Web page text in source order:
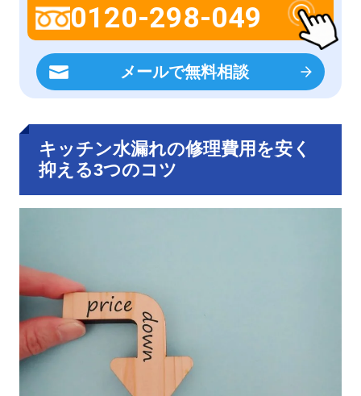
0120-298-049
メールで無料相談
キッチン水漏れの修理費用を安く
抑える3つのコツ